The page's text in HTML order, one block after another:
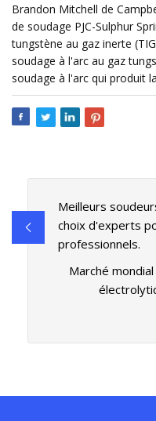
Brandon Mitchell de
de soudage PJC-Sulphur
tungstène au gaz inerte
soudage à l'arc au gaz
soudage à l'arc qui produit
Meilleurs
choix d'experts
professionnels.
Marché